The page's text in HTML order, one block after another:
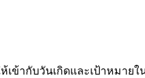
ข้ากับวันเกิดและเป้าหมา